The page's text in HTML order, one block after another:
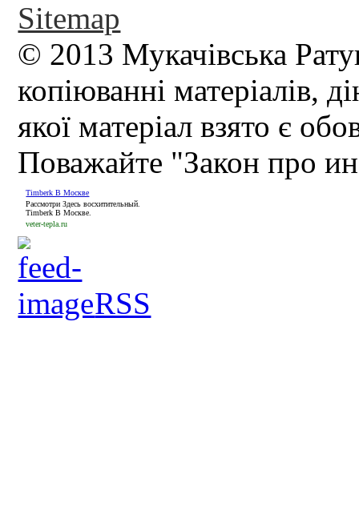
Sitemap
© 2013 Мукачівська
копіюванні матеріалів,
якої матеріал взято є
Поважайте "Закон про
Timberk В Москве
Рассмотри Здесь восхитительный.
Timberk В Москве.
veter-tepla.ru
RSS